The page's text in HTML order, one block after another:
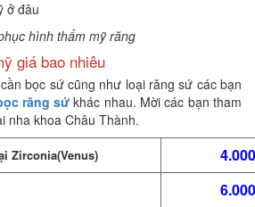
hình thẩm mỹ răng
giá bao nhiêu
bọc sứ cũng như loại răng sứ các bạn
răng sứkhác nhau. Mời các bạn tham
nha khoa Châu Thành.
Zirconia(Venus)